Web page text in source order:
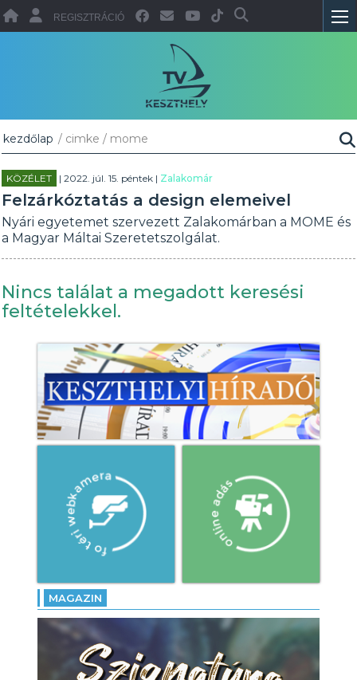
REGISZTRÁCIÓ
kezdőlap / cimke / mome
KÖZÉLET | 2022. júl. 15. péntek | Zalakomár
Felzárkóztatás a design elemeivel
Nyári egyetemet szervezett Zalakomárban a MOME és
a Magyar Máltai Szeretetszolgálat.
Nincs találat a megadott keresési
feltételekkel.
MAGAZIN